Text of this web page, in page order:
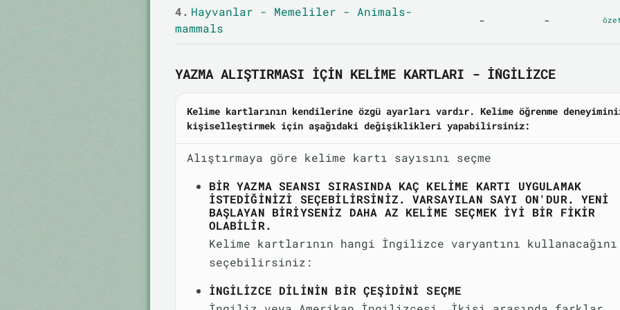
4. Hayvanlar - Memeliler - Animals-
mammals
- -
YAZMA ALIŞTIRMASI IÇIN KELIME KARTLARI - İNGILIZCE
Kelime kartlarının kendilerine özgü ayarları vardır. Kelime öğrenme
kişiselleştirmek için aşağıdaki değişiklikleri yapabilirsiniz:
Alıştırmaya göre kelime kartı sayısını seçme
BIR YAZMA SEANSI SIRASINDA KAÇ KELIME KARTI UYGULAMAK
ISTEDIĞINIZI SEÇEBILIRSINIZ. VARSAYILAN SAYI ON'DUR. YENI
BAŞLAYAN BIRIYSENIZ DAHA AZ KELIME SEÇMEK IYI BIR FIKIR
OLABILIR.
Kelime kartlarının hangi İngilizce varyantını kullanacağını
seçebilirsiniz:
İNGILIZCE DILININ BIR ÇEŞIDINI SEÇME